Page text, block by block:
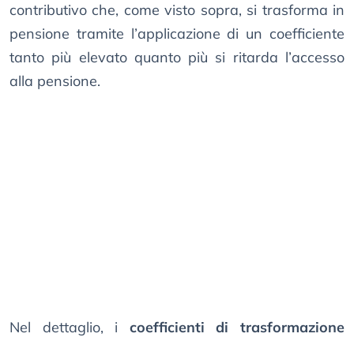
contributivo che, come visto sopra, si trasforma in
pensione tramite l’applicazione di un coefficiente
tanto più elevato quanto più si ritarda l’accesso
alla pensione.
Nel dettaglio, i coefficienti di trasformazione